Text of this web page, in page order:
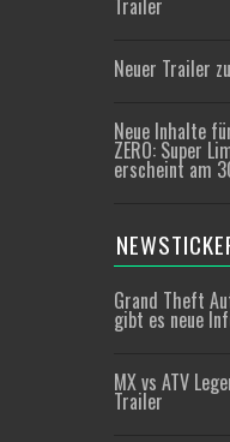
Trailer
Neuer Trailer
Neue Inhalte
ZERO: Super
erscheint am
Grand Theft
gibt es neue
MX vs ATV
Trailer